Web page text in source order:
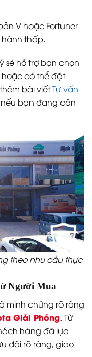
V hoặc Fortuner
thấp.
sẽ hỗ trợ bạn chọn
hoặc có thể đặt
bài viếtTư vấn
nếu bạn đang cân
theo nhu cầu thực
Người Mua
minh chứng rõ ràng
Giải Phóng. Từ
hàng đã lựa
đãi rõ ràng, giao